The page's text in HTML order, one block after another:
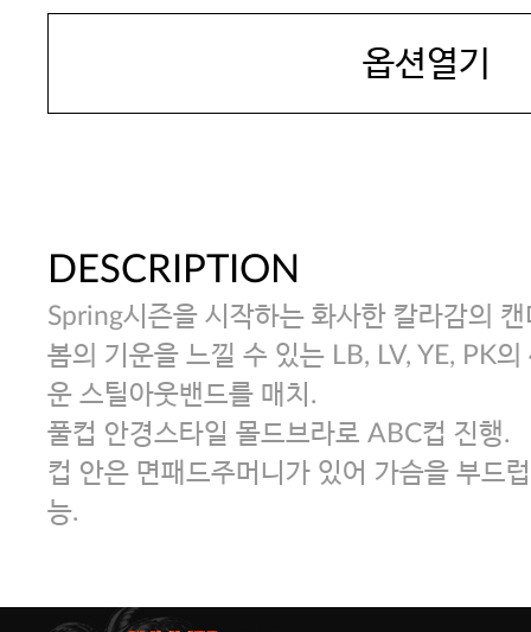
옵션열기
DESCRIPTION
Spring시즌을 시작하는 화사한 칼라감의 캔
봄의 기운을 느낄 수 있는 LB, LV, YE, PK
운 스틸아웃밴드를 매치.
풀컵 안경스타일 몰드브라로 ABC컵 진행.
컵 안은 면패드주머니가 있어 가슴을 부드
능.